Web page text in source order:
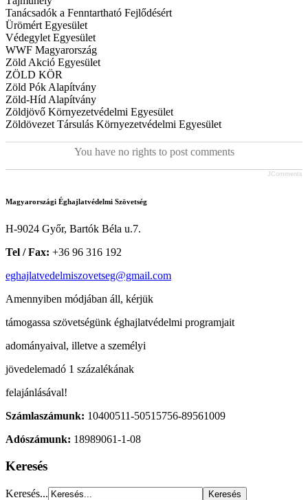
Tanácsadók a Fenntartható Fejlődésért
Ürömért Egyesület
Védegylet Egyesület
WWF Magyarország
Zöld Akció Egyesület
ZÖLD KÖR
Zöld Pók Alapítvány
Zöld-Híd Alapítvány
Zöldjövő Környezetvédelmi Egyesület
Zöldövezet Társulás Környezetvédelmi Egyesület
You have no rights to post comments
JComments
Magyarországi Éghajlatvédelmi Szövetség
H-9024 Győr, Bartók Béla u.7.
Tel / Fax: +36 96 316 192
eghajlatvedelmiszovetseg@gmail.com
Amennyiben módjában áll, kérjük
támogassa szövetségünk éghajlatvédelmi programjait
adományaival, illetve a személyi
jövedelemadó 1 százalékának
felajánlásával!
Számlaszámunk: 10400511-50515756-89561009
Adószámunk: 18989061-1-08
Keresés
Keresés...